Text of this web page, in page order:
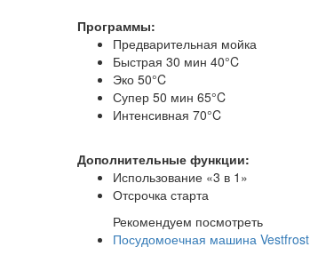
Программы:
Предварительная мойка
Быстрая 30 мин 40°C
Эко 50°C
Супер 50 мин 65°C
Интенсивная 70°C
Дополнительные функции:
Использование «3 в 1»
Отсрочка старта
Рекомендуем посмотреть
Посудомоечная машина Vestfrost